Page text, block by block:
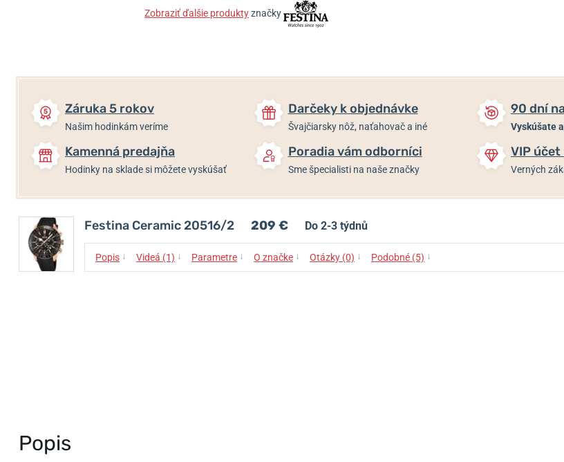
Zobraziť ďalšie produktyznačky
Záruka 5 rokov
Našim hodinkám veríme
Darčeky k objednávke
Švajčiarsky nôž, naťahovač a iné
90 dní
Vyskúšate
Kamenná predajňa
Hodinky na sklade si môžete vyskúšať
Poradia vám odborníci
Sme špecialisti na naše značky
VIP účet
Verných
Festina Ceramic 20516/2 209 € Do 2-3 týdnů
Popis ↓ Videá (1) ↓ Parametre ↓ O značke ↓ Otázky (0) ↓ Podobné (5) ↓
Popis